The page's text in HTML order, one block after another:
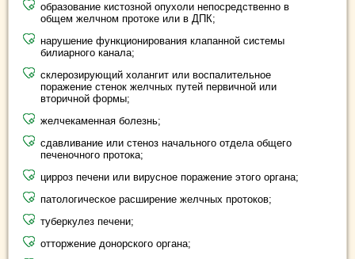
образование кистозной опухоли непосредственно в
общем желчном протоке или в ДПК;
нарушение функционирования клапанной системы
билиарного канала;
склерозирующий холангит или воспалительное
поражение стенок желчных путей первичной или
вторичной формы;
желчекаменная болезнь;
сдавливание или стеноз начального отдела общего
печеночного протока;
цирроз печени или вирусное поражение этого органа;
патологическое расширение желчных протоков;
туберкулез печени;
отторжение донорского органа;